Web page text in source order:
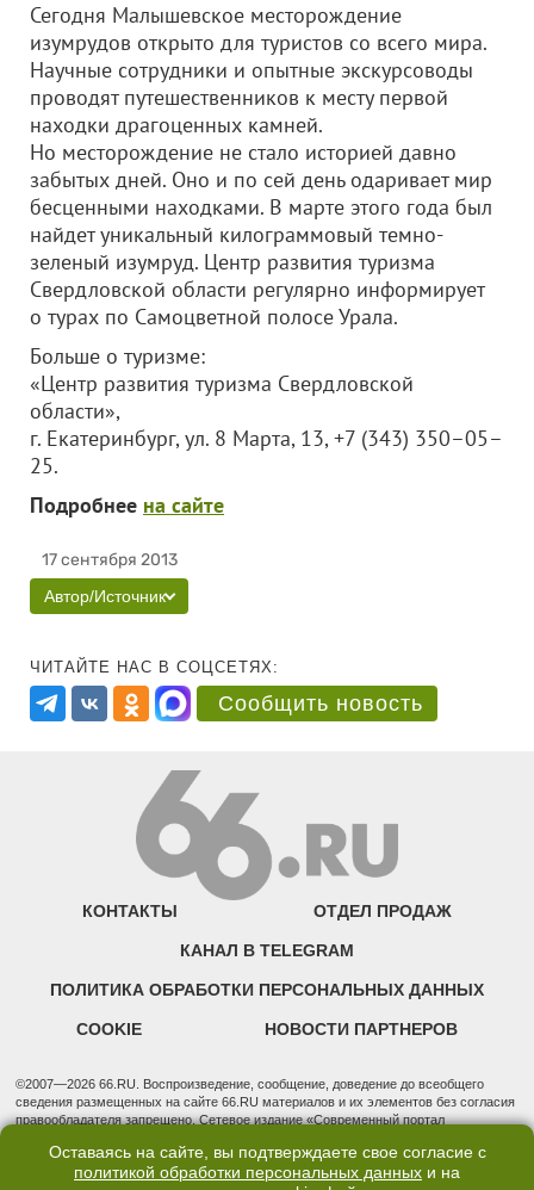
Сегодня Малышевское месторождение
изумрудов открыто для туристов со всего мира.
Научные сотрудники и опытные экскурсоводы
проводят путешественников к месту первой
находки драгоценных камней.
Но месторождение не стало историей давно
забытых дней. Оно и по сей день одаривает мир
бесценными находками. В марте этого года был
найдет уникальный килограммовый темно-
зеленый изумруд. Центр развития туризма
Свердловской области регулярно информирует
о турах по Самоцветной полосе Урала.
Больше о туризме:
«Центр развития туризма Свердловской
области»,
г. Екатеринбург, ул. 8 Марта, 13, +7 (343) 350–05–
25.
Подробнее на сайте
17 сентября 2013
Автор/Источник
ЧИТАЙТЕ НАС В СОЦСЕТЯХ:
Сообщить новость
КОНТАКТЫ ОТДЕЛ ПРОДАЖ
КАНАЛ В TELEGRAM
ПОЛИТИКА ОБРАБОТКИ ПЕРСОНАЛЬНЫХ ДАННЫХ
COOKIE НОВОСТИ ПАРТНЕРОВ
©2007—2026 66.RU. Воспроизведение, сообщение, доведение до всеобщего
сведения размещенных на сайте 66.RU материалов и их элементов без согласия
правообладателя запрещено. Сетевое издание «Современный портал
надзору в сфере связи, информационных технологий и массовых коммуникаций
(Роскомнадзор). Регистрационный номер ЭЛ № ФС 77 - 76634 от 02.09.2019
Оставаясь на сайте, вы подтверждаете свое согласие с
политикой обработки персональных данных и на